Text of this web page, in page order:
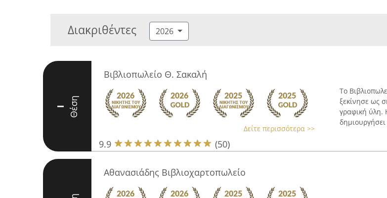
Διακριθέντες 2026
I Θέση
Βιβλιοπωλείο Θ. Σακαλή
Δείτε περισσότερα >>
9.9 (50)
Το
ξεκίνησε ως
γραφική ύλη.
δημιουργήσει
Αθανασιάδης Βιβλιοχαρτοπωλείο